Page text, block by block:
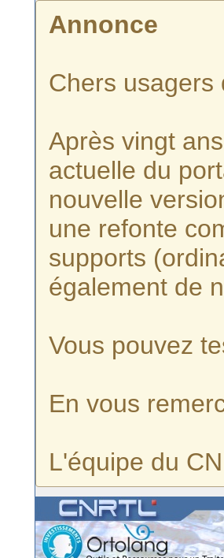
Annonce
Chers usagers
Après vingt
actuelle du
nouvelle
une refonte
supports
également de
Vous pouvez
En vous
L'équipe du